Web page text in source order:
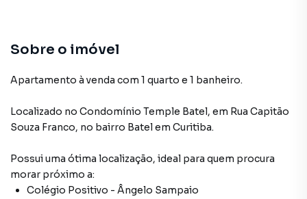
Sobre o imóvel
Apartamento à venda com 1 quarto e 1 banheiro.
Localizado no Condomínio Temple Batel, em Rua Capitão
Souza Franco, no bairro Batelem Curitiba.
Possui uma ótima localização, ideal para quem procura
morar próximo a:
Colégio Positivo - Ângelo Sampaio